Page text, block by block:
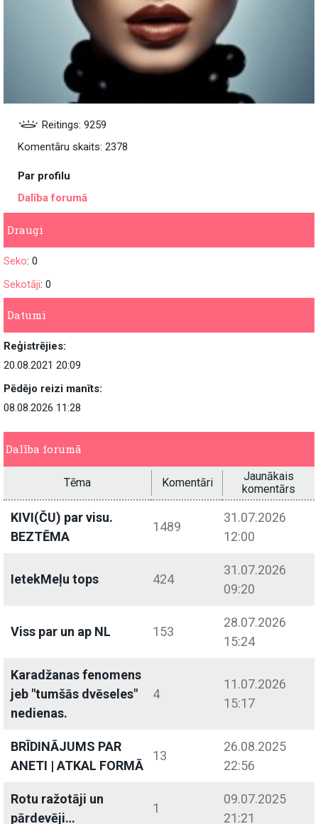
Reitings: 9259
Komentāru skaits: 2378
Par profilu
Dalība forumā
Draugi
Seko: 0
Sekotāji: 0
Datumi
Reģistrējies:
20.08.2021 20:09
Pēdējo reizi manīts:
08.08.2026 11:28
Dalība forumā
Tēma Komentāri
Jaunākais
komentārs
KIVI(ČU) par visu.
BEZTĒMA
1489
31.07.2026
12:00
IetekMeļu tops 424
31.07.2026
09:20
Viss par un ap NL 153
28.07.2026
15:24
Karadžanas fenomens
jeb "tumšās dvēseles"
nedienas.
4
11.07.2026
15:17
BRĪDINĀJUMS PAR
ANETI | ATKAL FORMĀ
13
26.08.2025
22:56
Rotu ražotāji un
pārdevēji…
1
09.07.2025
21:21